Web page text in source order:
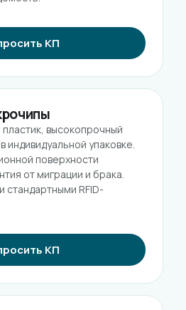
КП
высокопрочный
индивидуальной упаковке.
поверхности
от миграции и брака.
RFID-
КП